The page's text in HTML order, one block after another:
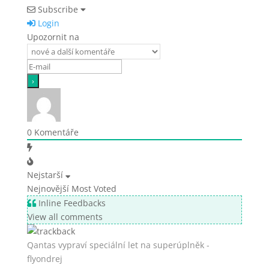
Subscribe
Login
Upozornit na
0Komentáře
Nejstarší
Nejnovější Most Voted
Inline Feedbacks
View all comments
Qantas vypraví speciální let na superúplněk -
flyondrej